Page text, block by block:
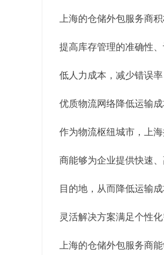
上海的仓储外包服务商
提高库存管理的准确性
低人力成本，减少错误
优质物流网络降低运输
作为物流枢纽城市，上
商能够为企业提供快速
目的地，从而降低运输
灵活解决方案满足个性
上海的仓储外包服务商